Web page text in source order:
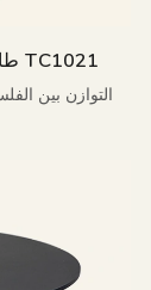
طاولة قهوة خشبية دائرية بسيطة من كونفيرج TC1021